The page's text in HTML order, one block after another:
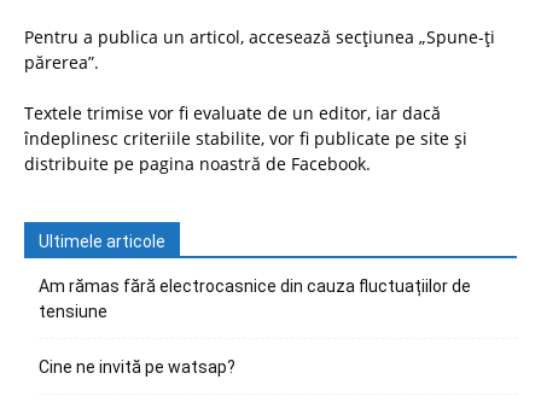
Pentru a publica un articol, accesează secțiunea „Spune-ți
părerea”.
Textele trimise vor fi evaluate de un editor, iar dacă
îndeplinesc criteriile stabilite, vor fi publicate pe site și
distribuite pe pagina noastră de Facebook.
Ultimele articole
Am rămas fără electrocasnice din cauza fluctuațiilor de
tensiune
Cine ne invită pe watsap?